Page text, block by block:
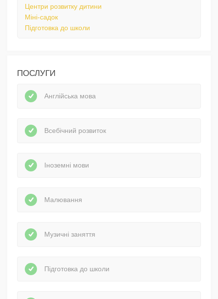
Центри розвитку дитини
Міні-садок
Підготовка до школи
ПОСЛУГИ
Англійська мова
Всебічний розвиток
Іноземні мови
Малювання
Музичні заняття
Підготовка до школи